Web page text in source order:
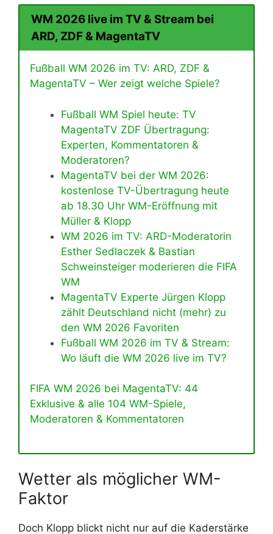
WM 2026 live im TV & Stream bei
ARD, ZDF & MagentaTV
Fußball WM 2026 im TV: ARD, ZDF &
MagentaTV – Wer zeigt welche Spiele?
Fußball WM Spiel heute: TV
MagentaTV ZDF Übertragung:
Experten, Kommentatoren &
Moderatoren?
MagentaTV bei der WM 2026:
kostenlose TV-Übertragung heute
ab 18.30 Uhr WM-Eröffnung mit
Müller & Klopp
WM 2026 im TV: ARD-Moderatorin
Esther Sedlaczek & Bastian
Schweinsteiger moderieren die FIFA
WM
MagentaTV Experte Jürgen Klopp
zählt Deutschland nicht (mehr) zu
den WM 2026 Favoriten
Fußball WM 2026 im TV & Stream:
Wo läuft die WM 2026 live im TV?
FIFA WM 2026 bei MagentaTV: 44
Exklusive & alle 104 WM-Spiele,
Moderatoren & Kommentatoren
Wetter als möglicher WM-
Faktor
Doch Klopp blickt nicht nur auf die Kaderstärke